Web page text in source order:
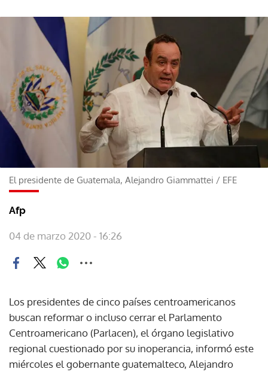
El presidente de Guatemala, Alejandro Giammattei / EFE
Afp
04 de marzo 2020 - 16:26
Los presidentes de cinco países centroamericanos
buscan reformar o incluso cerrar el Parlamento
Centroamericano (Parlacen), el órgano legislativo
regional cuestionado por su inoperancia, informó este
miércoles el gobernante guatemalteco, Alejandro